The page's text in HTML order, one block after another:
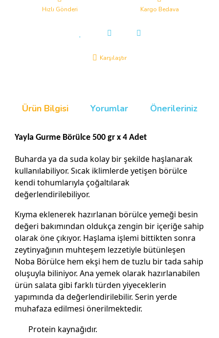
Hızlı Gönderi Kargo Bedava
Karşılaştır
Ürün Bilgisi Yorumlar Önerileriniz
Yayla Gurme Börülce 500 gr x 4 Adet
Buharda ya da suda kolay bir şekilde haşlanarak
kullanılabiliyor. Sıcak iklimlerde yetişen börülce
kendi tohumlarıyla çoğaltılarak
değerlendirilebiliyor.
Kıyma eklenerek hazırlanan börülce yemeği besin
değeri bakımından oldukça zengin bir içeriğe sahip
olarak öne çıkıyor. Haşlama işlemi bittikten sonra
zeytinyağının muhteşem lezzetiyle bütünleşen
Noba Börülce hem ekşi hem de tuzlu bir tada sahip
oluşuyla biliniyor. Ana yemek olarak hazırlanabilen
ürün salata gibi farklı türden yiyeceklerin
yapımında da değerlendirilebilir. Serin yerde
muhafaza edilmesi önerilmektedir.
Protein kaynağıdır.